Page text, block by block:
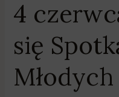
4
się
Młodych
nad
Lednicą